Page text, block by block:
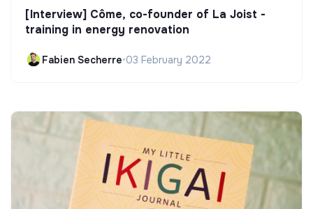
[Interview] Côme, co-founder of La Joist -
training in energy renovation
Fabien Secherre•03 February 2022